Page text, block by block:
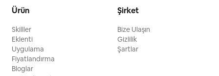
Ürün
Skilller
Eklenti
Uygulama
Fiyatlandırma
Bloglar
Şirket
Bize Ulaşın
Gizlilik
Şartlar